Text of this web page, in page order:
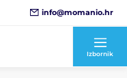
info@momanio.hr
Izbornik